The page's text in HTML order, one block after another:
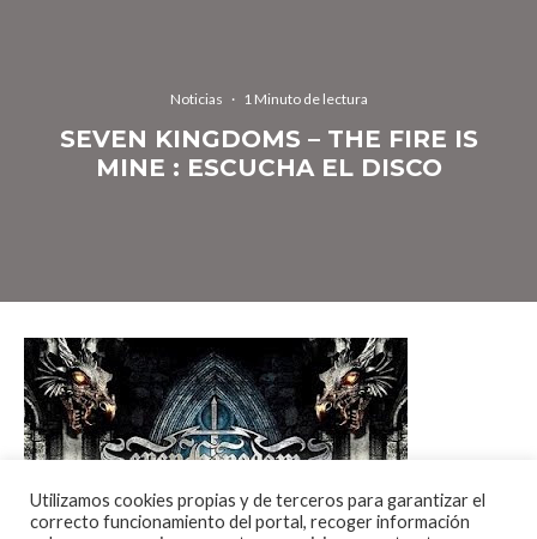
Noticias · 1 Minuto de lectura
SEVEN KINGDOMS – THE FIRE IS
MINE : ESCUCHA EL DISCO
Utilizamos cookies propias y de terceros para garantizar el
correcto funcionamiento del portal, recoger información